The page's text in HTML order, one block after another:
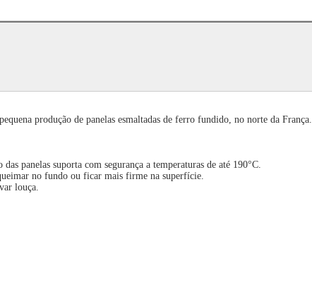
produção de panelas esmaltadas de ferro fundido, no norte da França.
panelas suporta com segurança a temperaturas de até 190°C.
no fundo ou ficar mais firme na superfície.
louça.